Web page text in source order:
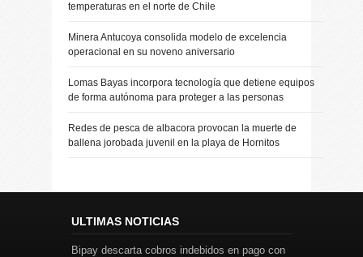
temperaturas en el norte de Chile
Minera Antucoya consolida modelo de excelencia
operacional en su noveno aniversario
Lomas Bayas incorpora tecnología que detiene equipos
de forma autónoma para proteger a las personas
Redes de pesca de albacora provocan la muerte de
ballena jorobada juvenil en la playa de Hornitos
ULTIMAS NOTICIAS
Bipay descarta cobros indebidos en pago con